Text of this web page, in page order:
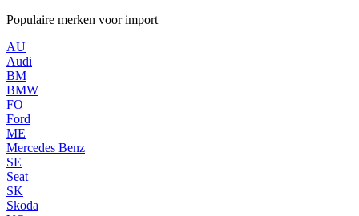
Populaire merken voor import
AU
Audi
BM
BMW
FO
Ford
ME
Mercedes Benz
SE
Seat
SK
Skoda